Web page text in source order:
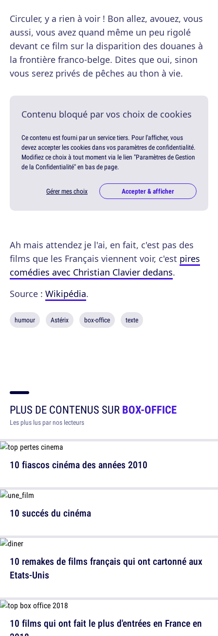
Circuler, y a rien à voir ! Bon allez, avouez, vous
aussi, vous avez quand même un peu rigolé
devant ce film sur la disparition des douanes à
la frontière franco-belge. Dites que oui, sinon
vous serez privés de pêches au thon à vie.
Contenu bloqué par vos choix de cookies
Ce contenu est fourni par un service tiers. Pour l'afficher, vous
devez accepter les cookies dans vos paramètres de confidentialité.
Modifiez ce choix à tout moment via le lien "Paramètres de Gestion
de la Confidentialité" en bas de page.
Gérer mes choix Accepter & afficher
Ah mais attendez je l'ai, en fait, c'est pas des
films que les Français viennent voir, c'est pires
comédies avec Christian Clavier dedans.
Source : Wikipédia.
humour Astérix box-office texte
PLUS DE CONTENUS SURBOX-OFFICE
Les plus lus par nos lecteurs
10 fiascos cinéma des années 2010
10 remakes de films français qui ont cartonné aux
Etats-Unis
10 succés du cinéma
10 films qui ont fait le plus d'entrées en France en